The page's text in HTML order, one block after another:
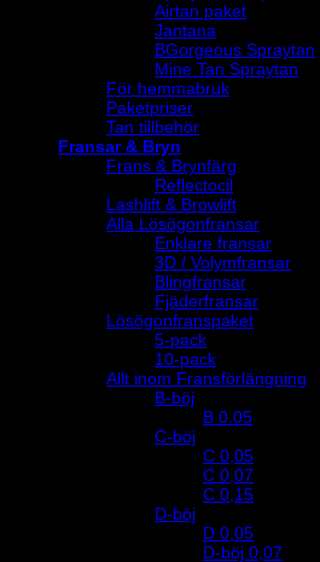
Airtan paket
Jantana
BGorgeous Spraytan
Mine Tan Spraytan
För hemmabruk
Paketpriser
Tan tillbehör
Fransar & Bryn
Frans & Brynfärg
Reflectocil
Lashlift & Browlift
Alla Lösögonfransar
Enklare fransar
3D / Volymfransar
Blingfransar
Fjäderfransar
Lösögonfranspaket
5-pack
10-pack
Allt inom Fransförlängning
B-böj
B 0.05
C-böj
C 0,05
C 0,07
C 0,15
D-böj
D 0,05
D-böj 0,07